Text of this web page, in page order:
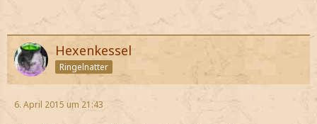
Hexenkessel
Ringelnatter
6. April 2015 um 21:43